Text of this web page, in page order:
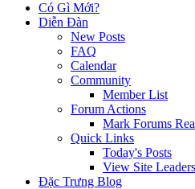
Có Gì Mới?
Diễn Đàn
New Posts
FAQ
Calendar
Community
Member List
Forum Actions
Mark Forums
Quick Links
Today's Posts
View Site Leaders
Đặc Trưng Blog